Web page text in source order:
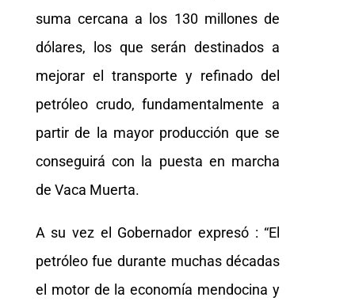
suma cercana a los 130 millones de
dólares, los que serán destinados a
mejorar el transporte y refinado del
petróleo crudo, fundamentalmente a
partir de la mayor producción que se
conseguirá con la puesta en marcha
de Vaca Muerta.
A su vez el Gobernador expresó : “El
petróleo fue durante muchas décadas
el motor de la economía mendocina y